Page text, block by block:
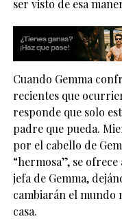
ser visto de esa
Cuando Gemma
recientes que
responde que solo
padre que pueda.
por el cabello de
“hermosa”, se ofrece
jefa de Gemma,
cambiarán el mundo
casa.